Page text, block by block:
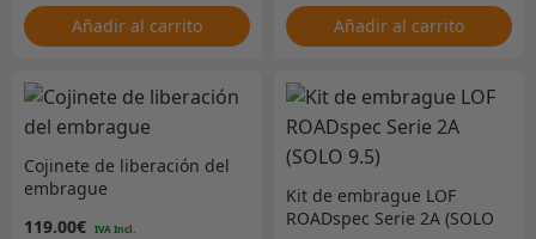
Añadir al carrito Añadir al carrito
Cojinete de liberación del
embrague
119.00€
Kit de embrague LOF
ROADspec Serie 2A (SOLO